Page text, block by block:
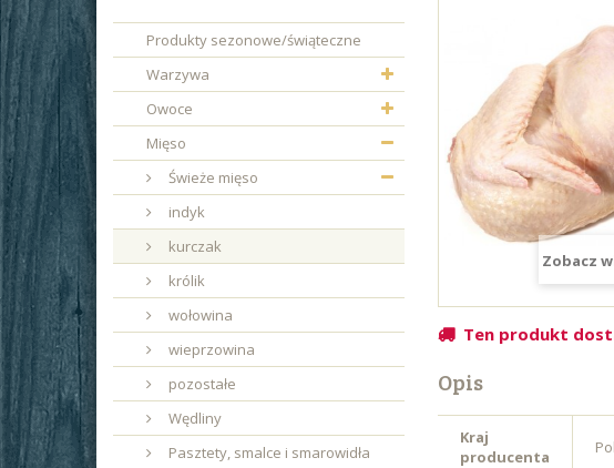
Produkty sezonowe/świąteczne
Warzywa
Owoce
Mięso
Świeże mięso
indyk
kurczak
królik
wołowina
wieprzowina
pozostałe
Wędliny
Pasztety, smalce i smarowidła
Zobacz
Ten produkt
Opis
Kraj
producenta